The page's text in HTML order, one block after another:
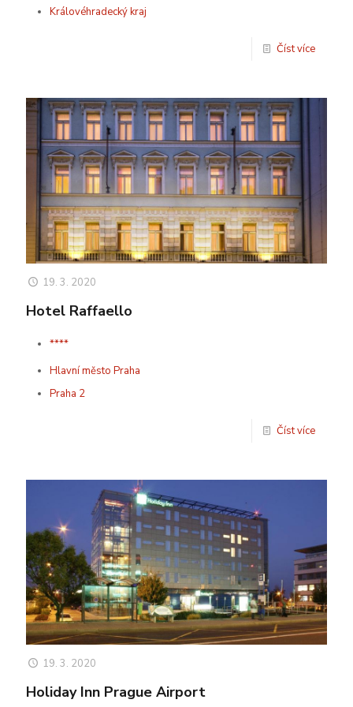
Královéhradecký kraj
Číst více
19. 3. 2020
Hotel Raffaello
****
Hlavní město Praha
Praha 2
Číst více
19. 3. 2020
Holiday Inn Prague Airport